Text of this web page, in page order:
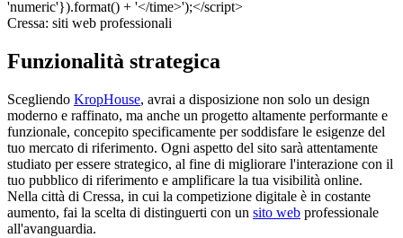
Cressa: siti web professionali
Funzionalità strategica
Scegliendo KropHouse, avrai a disposizione non solo un design
moderno e raffinato, ma anche un progetto altamente performante e
funzionale, concepito specificamente per soddisfare le esigenze del
tuo mercato di riferimento. Ogni aspetto del sito sarà attentamente
studiato per essere strategico, al fine di migliorare l'interazione con il
tuo pubblico di riferimento e amplificare la tua visibilità online.
Nella città di Cressa, in cui la competizione digitale è in costante
aumento, fai la scelta di distinguerti con un sito web professionale
all'avanguardia.